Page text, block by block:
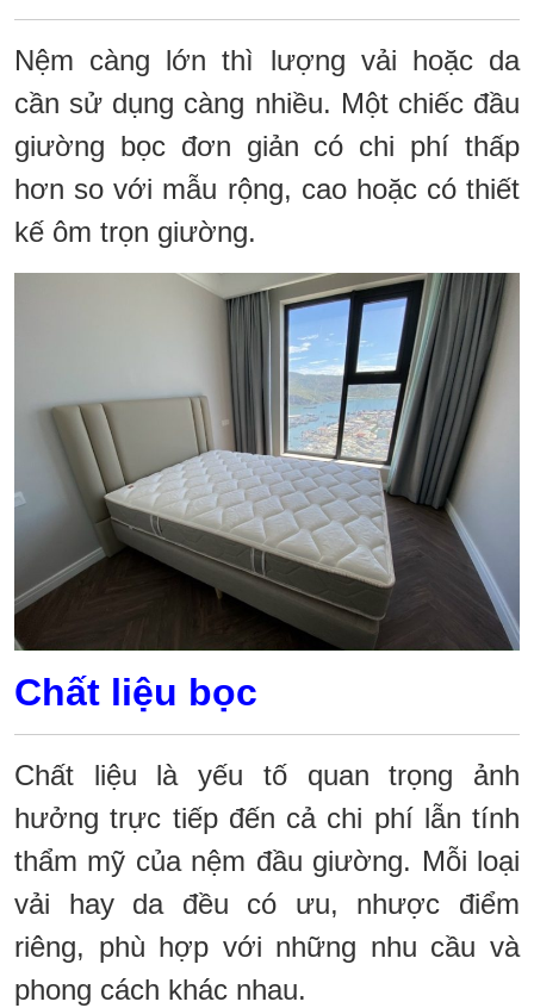
Nệm càng lớn thì lượng vải hoặc da
cần sử dụng càng nhiều. Một chiếc đầu
giường bọc đơn giản có chi phí thấp
hơn so với mẫu rộng, cao hoặc có thiết
kế ôm trọn giường.
Chất liệu bọc
Chất liệu là yếu tố quan trọng ảnh
hưởng trực tiếp đến cả chi phí lẫn tính
thẩm mỹ của nệm đầu giường. Mỗi loại
vải hay da đều có ưu, nhược điểm
riêng, phù hợp với những nhu cầu và
phong cách khác nhau.